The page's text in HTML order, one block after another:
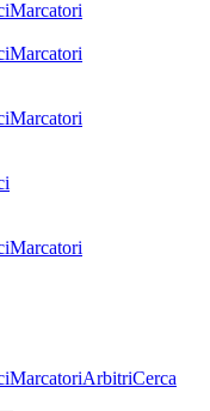
Marcatori
Marcatori
Marcatori
Marcatori
MarcatoriArbitriCerca